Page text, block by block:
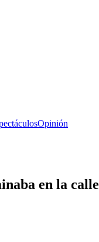
Opinión
en la calle